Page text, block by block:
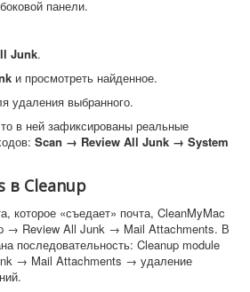
панели.
Junk.
и просмотреть найденное.
удаления выбранного.
в ней зафиксированы реальные
Scan → Review All Junk → System
в Cleanup
которое «съедает» почта, CleanMyMac
→ Review All Junk → Mail Attachments. В
последовательность: Cleanup module
→ Mail Attachments → удаление